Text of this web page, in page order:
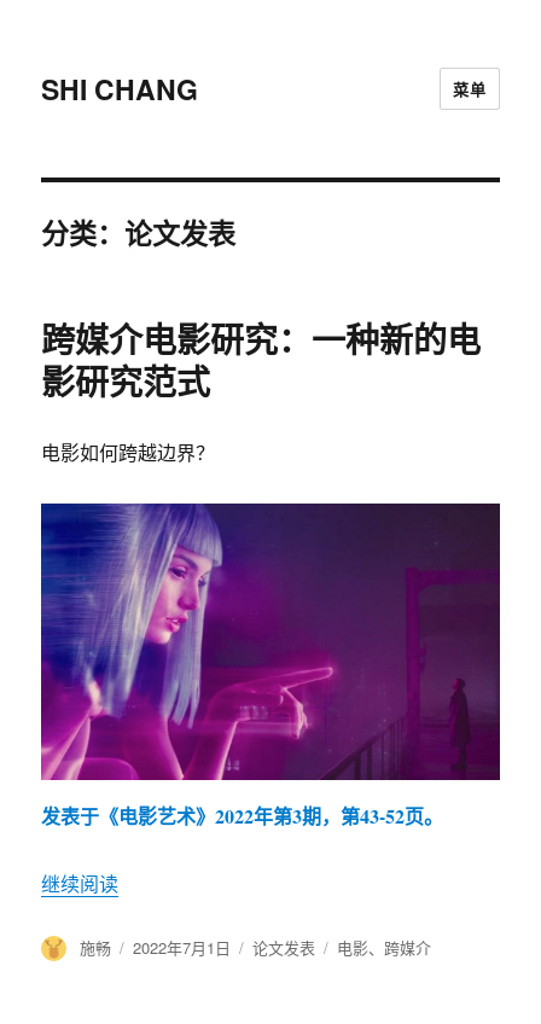
SHI CHANG 菜单
分类：论文发表
跨媒介电影研究：一种新的电
影研究范式
电影如何跨越边界？
发表于《电影艺术》2022年第3期，第43-52页。
继续阅读
作
施畅
发
2022年7月1日
分
论文发表
标
电影、 跨媒介